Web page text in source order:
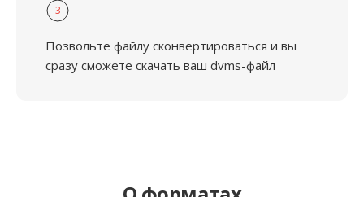
3
Позвольте файлу сконвертироваться и вы
сразу сможете скачать ваш dvms-файл